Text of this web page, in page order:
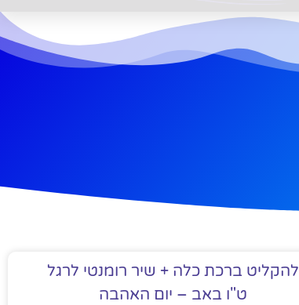
להקליט ברכת כלה + שיר רומנטי לרגל
ט"ו באב – יום האהבה